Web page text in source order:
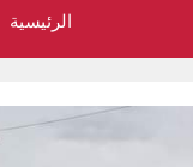
الرئيسية